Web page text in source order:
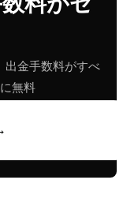
出金手数料がすべ
無料